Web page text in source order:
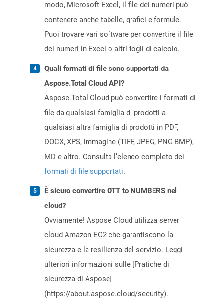
modo, Microsoft Excel, il file dei numeri può
contenere anche tabelle, grafici e formule.
Puoi trovare vari software per convertire il file
dei numeri in Excel o altri fogli di calcolo.
Quali formati di file sono supportati da
Aspose.Total Cloud API?
Aspose.Total Cloud può convertire i formati di
file da qualsiasi famiglia di prodotti a
qualsiasi altra famiglia di prodotti in PDF,
DOCX, XPS, immagine (TIFF, JPEG, PNG BMP),
MD e altro. Consulta l’elenco completo dei
formati di file supportati.
È sicuro convertire OTT to NUMBERS nel
cloud?
Ovviamente! Aspose Cloud utilizza server
cloud Amazon EC2 che garantiscono la
sicurezza e la resilienza del servizio. Leggi
ulteriori informazioni sulle [Pratiche di
sicurezza di Aspose]
(https://about.aspose.cloud/security).